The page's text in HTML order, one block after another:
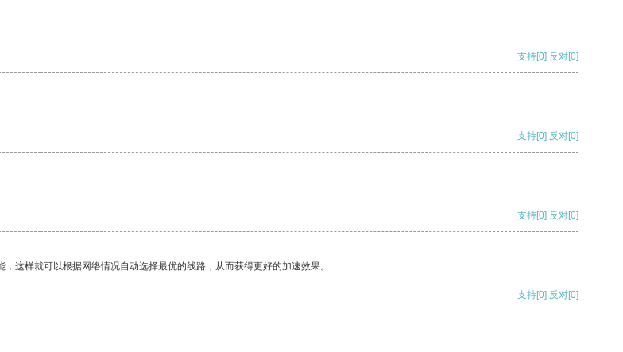
支持[0] 反对[0]
支持[0] 反对[0]
支持[0] 反对[0]
这样就可以根据网络情况自动选择最优的线路，从而获得更好的加速效果。
支持[0] 反对[0]